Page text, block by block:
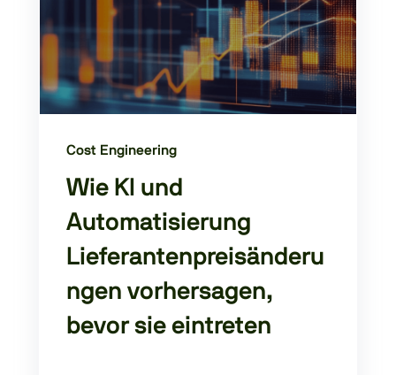
Cost Engineering
Wie KI und
Automatisierung
Lieferantenpreisänderu
ngen vorhersagen,
bevor sie eintreten